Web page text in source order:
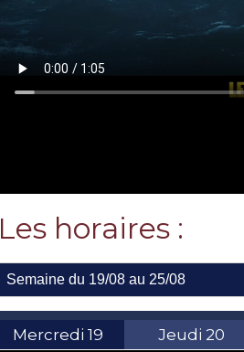
Les horaires :
Mercredi 19 Jeudi 20